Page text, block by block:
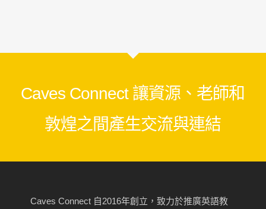
Link
Caves Connect 讓資源、老師和
敦煌之間產生交流與連結
Caves Connect 自2016年創立，致力於推廣英語教